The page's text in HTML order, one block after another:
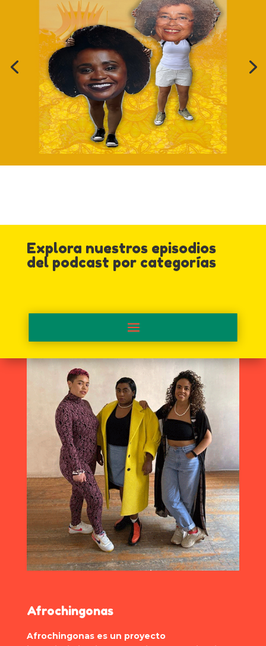
Explora nuestros episodios
del podcast por categorías
Afrochingonas
Afrochingonas es un proyecto